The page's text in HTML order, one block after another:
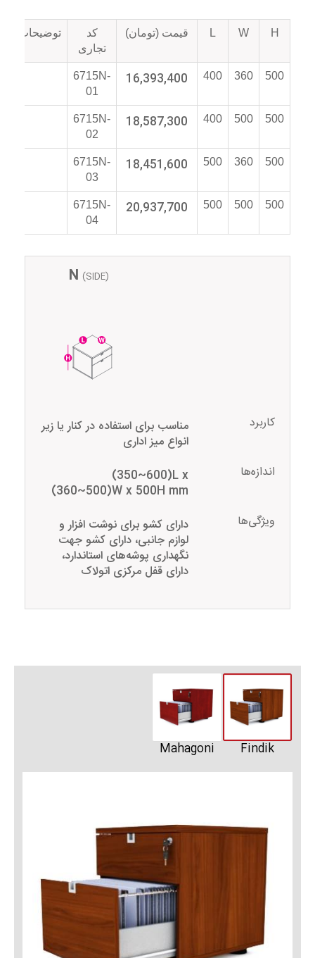
H
W
L قیمت (تومان)
کد
تجاری
توضیحات
500
360
400
16,393,400
6715N-
01
500
500
400
18,587,300
6715N-
02
500
360
500
18,451,600
6715N-
03
500
500
500
20,937,700
6715N-
04
N (SIDE)
کاربرد
مناسب برای استفاده در کنار یا زیر
انواع میز اداری
اندازه‌ها
(350~600)L x
(360~500)W x 500H mm
ویژگی‌ها
دارای کشو برای نوشت افزار و
لوازم جانبی، دارای کشو جهت
نگهداری پوشه‌های استاندارد،
دارای قفل مرکزی اتولاک
Findik
Mahagoni